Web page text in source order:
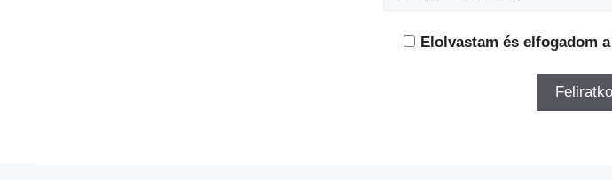
Elolvastam és elfogadom a